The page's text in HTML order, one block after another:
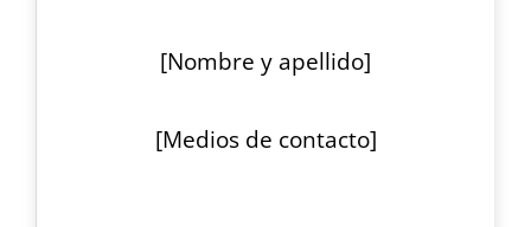
[Nombre y apellido]
[Medios de contacto]